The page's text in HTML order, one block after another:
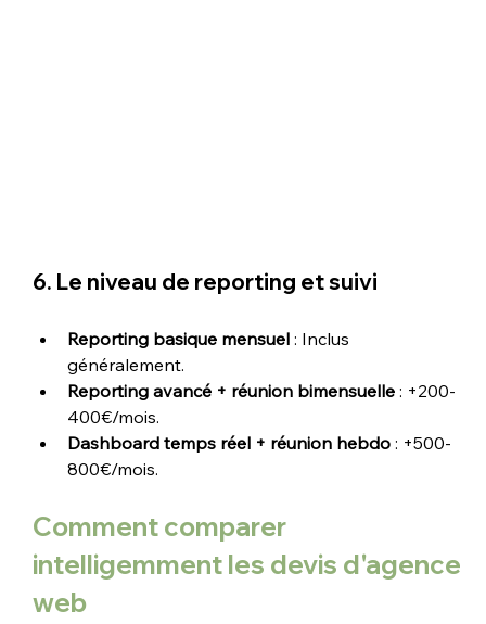
6. Le niveau de reporting et suivi
Reporting basique mensuel : Inclus
généralement.
Reporting avancé + réunion bimensuelle : +200-
400€/mois.
Dashboard temps réel + réunion hebdo : +500-
800€/mois.
Comment comparer
intelligemment les devis d'agence
web